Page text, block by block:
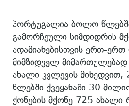
პორტუგალია ბოლო
გამორჩეული სიმდიდრის
ადამიანებისთვის ერთ-ერთ
მიმზიდველ
ახალი კვლევის
წლებში ქვეყანაში 30
ქონების მქონე 725 ახალი